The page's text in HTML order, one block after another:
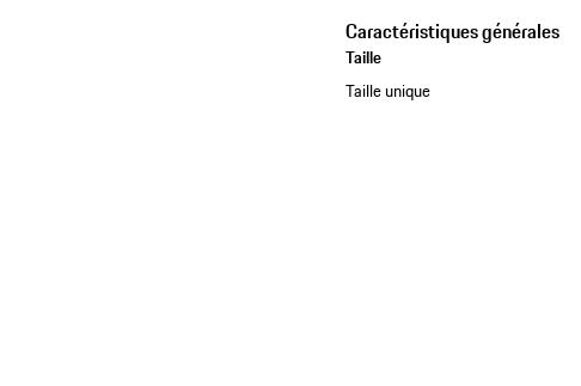
Caractéristiques générales
Taille
Taille unique